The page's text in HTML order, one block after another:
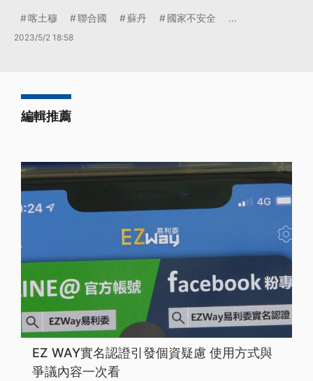
喀土穆 聯合國 蘇丹 國家不安全 ...
2023/5/2 18:58
編輯推薦
EZ WAY實名認證引發個資疑慮 使用方式與
爭議內容一次看